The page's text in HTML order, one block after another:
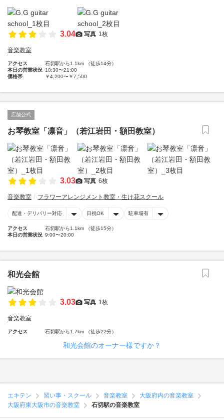
3.04 写真 1枚
音楽教室
アクセス
石切駅から1.1km （徒歩14分）
本日の営業状況 10:30〜21:00
価格帯
￥4,200〜￥7,500
店舗公式
お琴教室「凛音」（若江岩田・額田教室）
3.03 写真 6枚
音楽教室 フラワーアレンジメント教室・生け花スクール
配達・デリバリー対応 日祝OK 駐車場有
アクセス
石切駅から1.1km （徒歩15分）
本日の営業状況 9:00〜20:00
和光会館
3.03 写真 1枚
音楽教室
アクセス 石切駅から1.7km （徒歩22分）
和光会館のオーナー様ですか？
エキテン 習い事・スクール 音楽教室
大阪府内の音楽教室
大阪府東大阪市の音楽教室
石切駅の音楽教室